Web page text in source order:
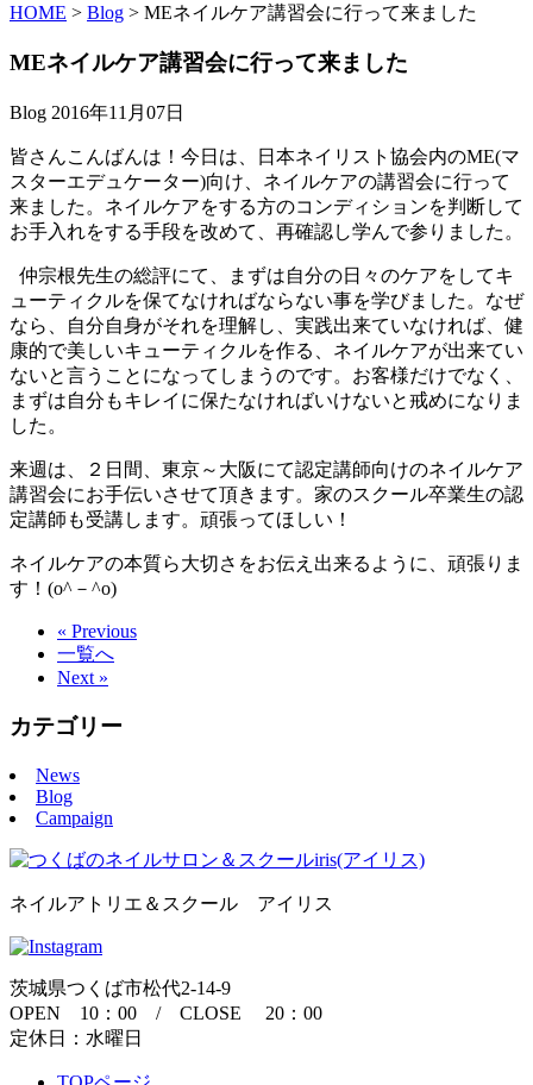
HOME > Blog > MEネイルケア講習会に行って来ました
MEネイルケア講習会に行って来ました
Blog 2016年11月07日
皆さんこんばんは！今日は、日本ネイリスト協会内のME(マ
スターエデュケーター)向け、ネイルケアの講習会に行って
来ました。ネイルケアをする方のコンディションを判断して
お手入れをする手段を改めて、再確認し学んで参りました。
仲宗根先生の総評にて、まずは自分の日々のケアをしてキ
ューティクルを保てなければならない事を学びました。なぜ
なら、自分自身がそれを理解し、実践出来ていなければ、健
康的で美しいキューティクルを作る、ネイルケアが出来てい
ないと言うことになってしまうのです。お客様だけでなく、
まずは自分もキレイに保たなければいけないと戒めになりま
した。
来週は、２日間、東京～大阪にて認定講師向けのネイルケア
講習会にお手伝いさせて頂きます。家のスクール卒業生の認
定講師も受講します。頑張ってほしい！
ネイルケアの本質ら大切さをお伝え出来るように、頑張りま
す！(o^－^o)
« Previous
一覧へ
Next »
カテゴリー
News
Blog
Campaign
ネイルアトリエ＆スクール アイリス
茨城県つくば市松代2-14-9
OPEN 10：00 / CLOSE 20：00
定休日：水曜日